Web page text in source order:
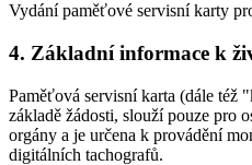
Vydání paměťové servisní karty
4. Základní informace k
Paměťová servisní karta (dále též
základě žádosti, slouží pouze pro
orgány a je určena k provádění
digitálních tachografů.